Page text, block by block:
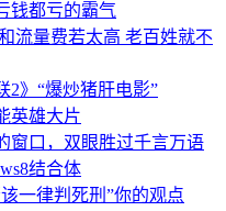
钱都亏的霸气
流量费若太高 老百姓就不
2》“爆炒猪肝电影”
英雄大片
窗口，双眼胜过千言万语
结合体
一律判死刑”你的观点